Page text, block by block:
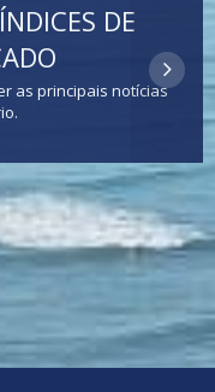
DE
as principais notícias